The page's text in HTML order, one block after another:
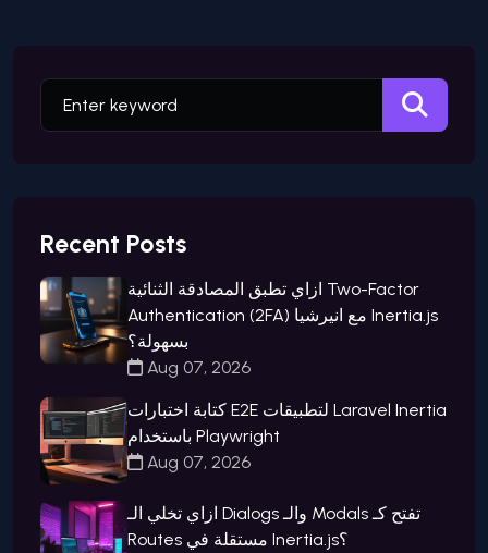
Recent Posts
ازاي تطبق المصادقة الثنائية Two-Factor
Authentication (2FA) مع انيرشيا Inertia.js
بسهولة؟
Aug 07, 2026
كتابة اختبارات E2E لتطبيقات Laravel Inertia
باستخدام Playwright
Aug 07, 2026
ازاي تخلي الـ Dialogs والـ Modals تفتح كـ
Routes مستقلة في Inertia.js؟